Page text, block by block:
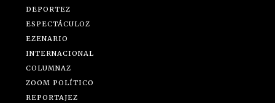
DEPORTEZ
ESPECTÁCULOZ
EZENARIO
INTERNACIONAL
COLUMNAZ
ZOOM POLÍTICO
REPORTAJEZ